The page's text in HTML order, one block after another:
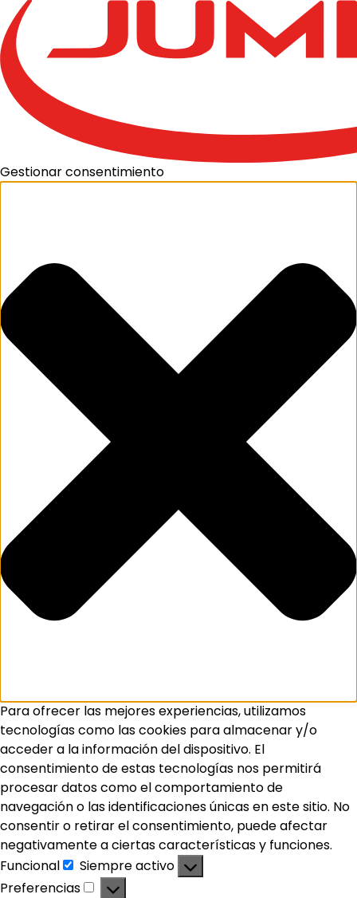
Gestionar consentimiento
Para ofrecer las mejores experiencias, utilizamos
tecnologías como las cookies para almacenar y/o
acceder a la información del dispositivo. El
consentimiento de estas tecnologías nos permitirá
procesar datos como el comportamiento de
navegación o las identificaciones únicas en este sitio. No
consentir o retirar el consentimiento, puede afectar
negativamente a ciertas características y funciones.
Funcional
Siempre activo
Preferencias